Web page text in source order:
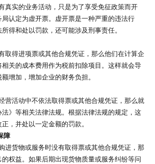
真实的业务活动，只是为了享受免征政策而开
认定为虚开票。虚开票是一种严重的违法行
得和处以罚款，还可能涉及刑事责任。
取得进项票或其他合规凭证，那么他们在计算企
关的成本费用作为税前扣除项目。这样就会导
增加，增加企业的财务负担。
营活动中不依法取得票或其他合规凭证，那么就
》等相关法律法规。根据法律法规的规定，这
，并处以一定金额的罚款。
障
进货物或服务时没有取得票或其他合规凭证，那
权益。如果后期出现货物质量或服务纠纷等问